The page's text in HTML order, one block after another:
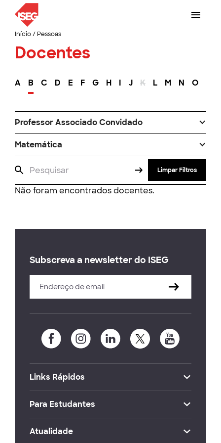
Início/ Pessoas
Docentes
A B C D E F G H I J K L M N O
Professor Associado Convidado
Matemática
Limpar Filtros
Não foram encontrados docentes.
Subscreva a newsletter do ISEG
Links Rápidos
Para Estudantes
Atualidade